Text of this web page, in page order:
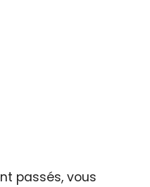
passés, vous